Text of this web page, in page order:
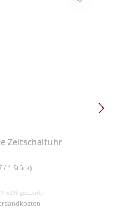
Zeitschaltuhr
/ 1 Stück)
(1.62% gespart)